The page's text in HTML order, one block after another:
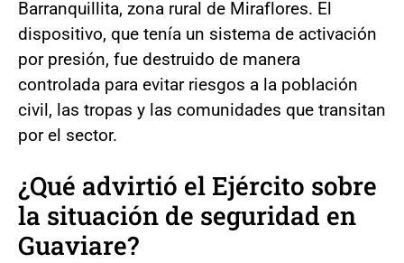
Barranquillita, zona rural de Miraflores. El
dispositivo, que tenía un sistema de activación
por presión, fue destruido de manera
controlada para evitar riesgos a la población
civil, las tropas y las comunidades que transitan
por el sector.
¿Qué advirtió el Ejército sobre
la situación de seguridad en
Guaviare?